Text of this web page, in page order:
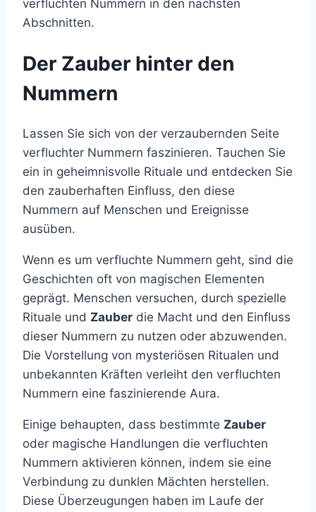
verfluchten Nummern in den nächsten
Abschnitten.
Der Zauber hinter den
Nummern
Lassen Sie sich von der verzaubernden Seite
verfluchter Nummern faszinieren. Tauchen Sie
ein in geheimnisvolle Rituale und entdecken Sie
den zauberhaften Einfluss, den diese
Nummern auf Menschen und Ereignisse
ausüben.
Wenn es um verfluchte Nummern geht, sind die
Geschichten oft von magischen Elementen
geprägt. Menschen versuchen, durch spezielle
Rituale und Zauber die Macht und den Einfluss
dieser Nummern zu nutzen oder abzuwenden.
Die Vorstellung von mysteriösen Ritualen und
unbekannten Kräften verleiht den verfluchten
Nummern eine faszinierende Aura.
Einige behaupten, dass bestimmte Zauber
oder magische Handlungen die verfluchten
Nummern aktivieren können, indem sie eine
Verbindung zu dunklen Mächten herstellen.
Diese Überzeugungen haben im Laufe der